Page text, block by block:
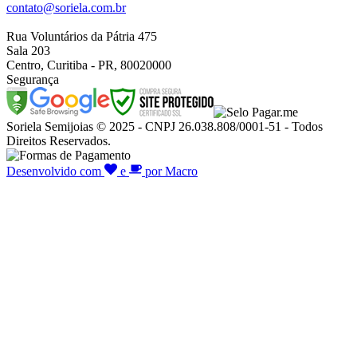
contato@soriela.com.br
Rua Voluntários da Pátria 475
Sala 203
Centro, Curitiba - PR, 80020000
Segurança
Soriela Semijoias © 2025 - CNPJ 26.038.808/0001-51 - Todos
Direitos Reservados.
Desenvolvido com e por Macro